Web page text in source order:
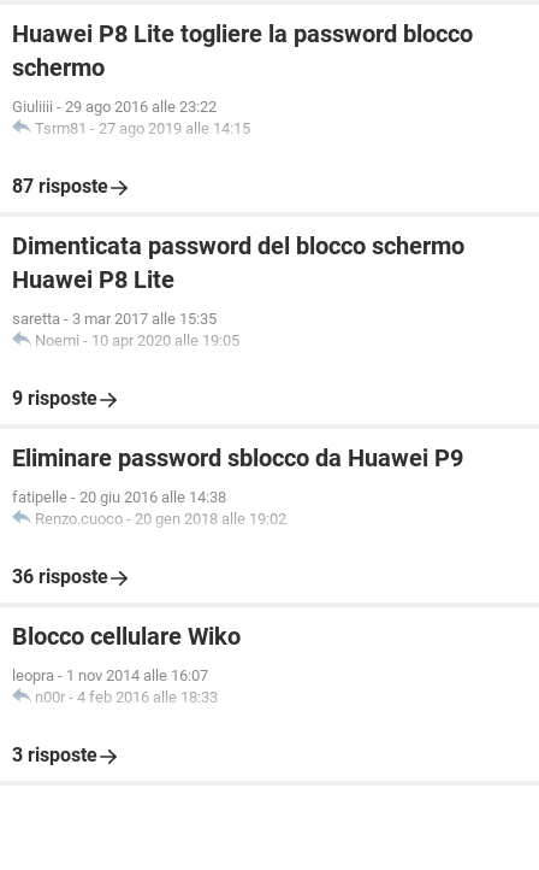
Huawei P8 Lite togliere la password blocco
schermo
Giuliiii - 29 ago 2016 alle 23:22
Tsrm81 - 27 ago 2019 alle 14:15
87 risposte
Dimenticata password del blocco schermo
Huawei P8 Lite
saretta - 3 mar 2017 alle 15:35
Noemi - 10 apr 2020 alle 19:05
9 risposte
Eliminare password sblocco da Huawei P9
fatipelle - 20 giu 2016 alle 14:38
Renzo.cuoco - 20 gen 2018 alle 19:02
36 risposte
Blocco cellulare Wiko
leopra - 1 nov 2014 alle 16:07
n00r - 4 feb 2016 alle 18:33
3 risposte